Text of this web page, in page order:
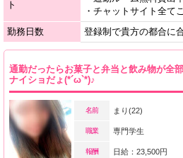
ト
・チャットサイト全て
勤務日数
登録制で貴方の都合に
通勤だったらお菓子と弁当と飲み物が全
ナイショだょ(*´ω`*)♪
名前 まり(22)
職業 専門学生
報酬 日給：23,500円